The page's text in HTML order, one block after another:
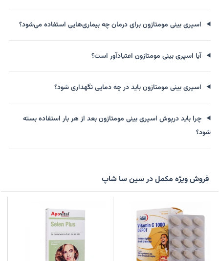
اسپری بینی مومتازون برای درمان چه بیماری‌هایی استفاده می‌شود؟
آیا اسپری بینی مومتازون اعتیادآور است؟
اسپری بینی مومتازون باید در چه دمایی نگهداری شود؟
چرا باید درپوش اسپری بینی مومتازون بعد از هر بار استفاده بسته
شود؟
فروش ویژه مکمل در سین سا شاپ